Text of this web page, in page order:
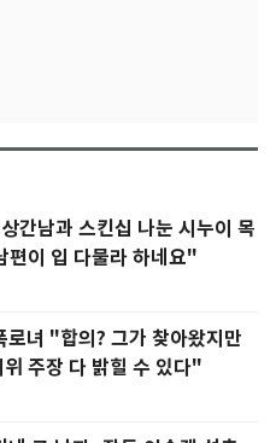
간남과 스킨십 나눈 시누이 목
이 입 다물라 하네요"
로녀 "합의? 그가 찾아왔지만
주장 다 밝힐 수 있다"